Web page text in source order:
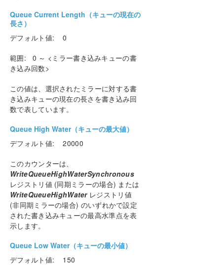
Queue Current Length（キューの現在の
長さ）
デフォルト値: 0
範囲: 0 ～ <ミラー書き込みキューの書
き込み回数>
この値は、選択されたミラーに対する書
き込みキューの現在の長さを書き込み回
数で表しています。
Queue High Water（キューの最大値）
デフォルト値: 20000
このカウンターは、
WriteQueueHighWaterSynchronous
レジストリ値 (同期ミラーの場合) または
WriteQueueHighWaterレジストリ値
(非同期ミラーの場合) のいずれかで設定
された書き込みキューの最高水準点を表
示します。
Queue Low Water（キューの最小値）
デフォルト値: 150